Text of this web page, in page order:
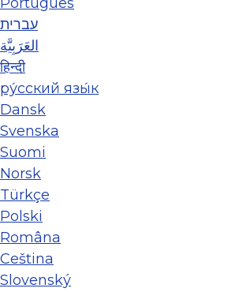
עברית
العَرَبِيَّة
हिन्दी
ру́сский язы́к
Dansk
Svenska
Suomi
Norsk
Türkçe
Polski
Româna
Ceština
Slovenský